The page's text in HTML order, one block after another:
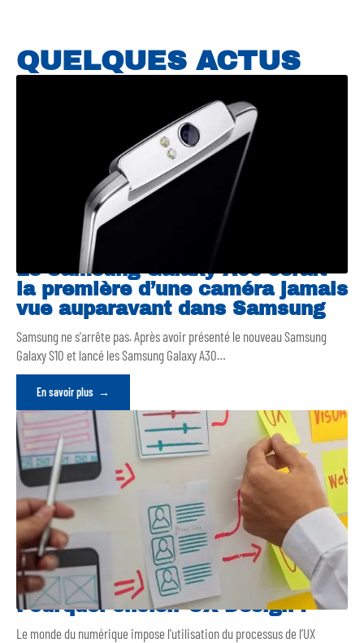
QUELQUES ACTUS
Le Samsung Galaxy A90 serait
la première d’une caméra jamais
vue auparavant dans Samsung
Samsung ne s'arrête pas. Après avoir présenté le nouveau Samsung
Galaxy S10 et lancé les Samsung Galaxy A30…
En savoir plus
Pourquoi choisir UX Design ?
Le monde du numérique impose l’utilisation du processus de l’UX